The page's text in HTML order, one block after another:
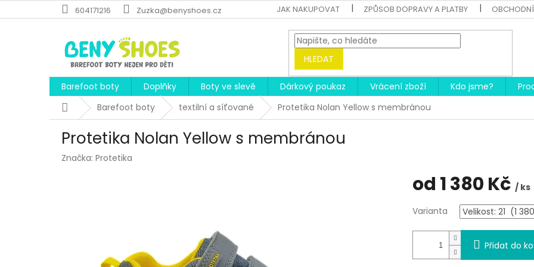
na
604171216 Zuzka@benyshoes.cz JAK NAKUPOVAT ZPŮSOB DOPRAVY A PLATBY OBCHODNÍ
HLEDAT
Barefoot boty Doplňky Boty ve slevě Dárkový poukaz Vrácení zboží Kdo jsme?
DomůBarefoot boty textilní a síťované Protetika Nolan Yellow s membránou
Protetika Nolan Yellow s membránou
Značka: Protetika
od 1 380 Kč / ks
cena:
Varianta
Přidat do